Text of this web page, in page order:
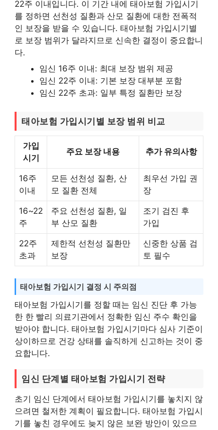
22주 이내입니다. 이 기간 내에 태아보험 가입시기
를 정하면 선천성 질환과 산모 질환에 대한 전폭적
인 보장을 받을 수 있습니다. 태아보험 가입시기별
로 보장 범위가 달라지므로 신속한 결정이 중요합니
다.
임신 16주 이내: 최대 보장 범위 제공
임신 22주 이내: 기본 보장 대부분 포함
임신 22주 초과: 일부 특정 질환만 보장
태아보험 가입시기별 보장 범위 비교
가입
시기
주요 보장 내용 추가 유의사항
16주
이내
모든 선천성 질환, 산
모 질환 전체
최우선 가입 권
장
16~22
주
주요 선천성 질환, 일
부 산모 질환
조기 검진 후
가입
22주
초과
제한적 선천성 질환만
보장
신중한 상품 검
토 필수
태아보험 가입시기 결정 시 주의점
태아보험 가입시기를 정할 때는 임신 진단 후 가능
한 한 빨리 의료기관에서 정확한 임신 주수 확인을
받아야 합니다. 태아보험 가입시기마다 심사 기준이
상이하므로 건강 상태를 솔직하게 신고하는 것이 중
요합니다.
임신 단계별 태아보험 가입시기 전략
초기 임신 단계에서 태아보험 가입시기를 놓치지 않
으려면 철저한 계획이 필요합니다. 태아보험 가입시
기를 놓친 경우에도 늦지 않은 보완 방안이 있으므